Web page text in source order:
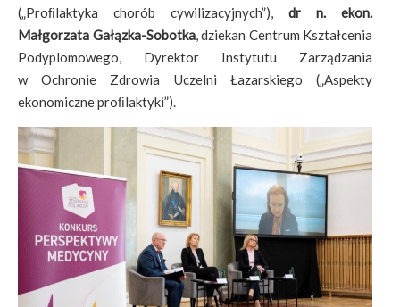
(„Proﬁlaktyka chorób cywilizacyjnych”),dr n. ekon.
Małgorzata Gałązka-Sobotka, dziekan Centrum Kształcenia
Podyplomowego, Dyrektor Instytutu Zarządzania
w Ochronie Zdrowia Uczelni Łazarskiego („Aspekty
ekonomiczne proﬁlaktyki”).